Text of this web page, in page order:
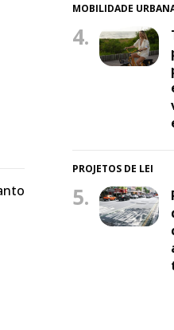
MOBILIDADE
4.
PROJETOS DE LEI
5.